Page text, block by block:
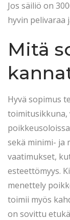
Jos säiliö on
hyvin pelivaraa
Mitä
Hyvä sopimus
toimitusikkuna,
sekä minimi- ja
vaatimukset,
esteettömyys.
menettely
toimii myös
on sovittu